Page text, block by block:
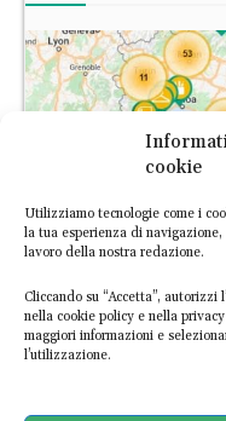
cookie
Utilizziamo tecnologie come i
la tua esperienza di
lavoro della nostra redazione.
Cliccando su “Accetta”,
nella cookie policy e nella
maggiori informazioni e
l’utilizzazione.